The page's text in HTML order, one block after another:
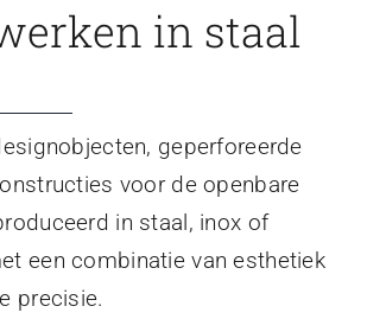
in staal
geperforeerde
voor de openbare
in staal, inox of
een combinatie van esthetiek
precisie.